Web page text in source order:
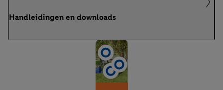
Handleidingen en downloads